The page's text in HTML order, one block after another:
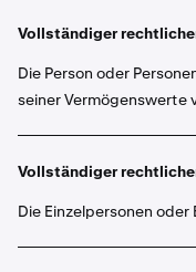
Vollständiger
Die Person oder
seiner Vermögenswerte
Vollständiger
Die Einzelpersonen